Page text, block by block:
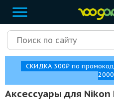
СКИДКА 300₽ по
Аксессуары для Nikon